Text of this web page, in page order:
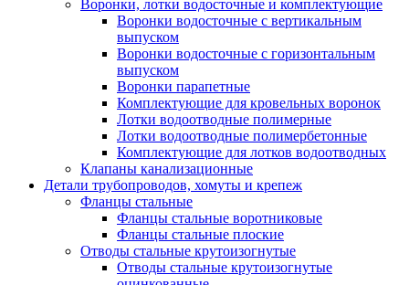
Воронки, лотки водосточные и комплектующие
Воронки водосточные с вертикальным
выпуском
Воронки водосточные с горизонтальным
выпуском
Воронки парапетные
Комплектующие для кровельных воронок
Лотки водоотводные полимерные
Лотки водоотводные полимербетонные
Комплектующие для лотков водоотводных
Клапаны канализационные
Детали трубопроводов, хомуты и крепеж
Фланцы стальные
Фланцы стальные воротниковые
Фланцы стальные плоские
Отводы стальные крутоизогнутые
Отводы стальные крутоизогнутые